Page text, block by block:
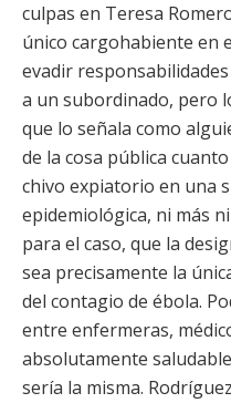
culpas en Teresa
único cargohabiente en
evadir
a un subordinado, pero
que lo señala como
de la cosa pública
chivo expiatorio en una
epidemiológica, ni más
para el caso, que la
sea precisamente la
del contagio de ébola.
entre enfermeras,
absolutamente
sería la misma.